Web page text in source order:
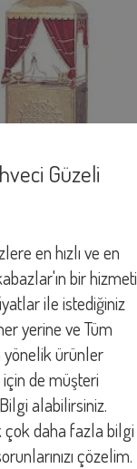
Güzeli
en hızlı ve en
bir hizmeti
ile istediğiniz
yerine ve Tüm
yönelik ürünler
de müşteri
alabilirsiniz.
çok daha fazla bilgi
çözelim.